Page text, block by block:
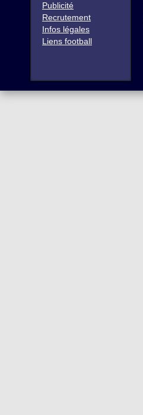
Publicité
Recrutement
Infos légales
Liens football